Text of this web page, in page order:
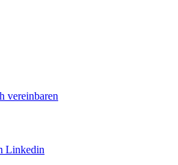
vereinbaren
Linkedin